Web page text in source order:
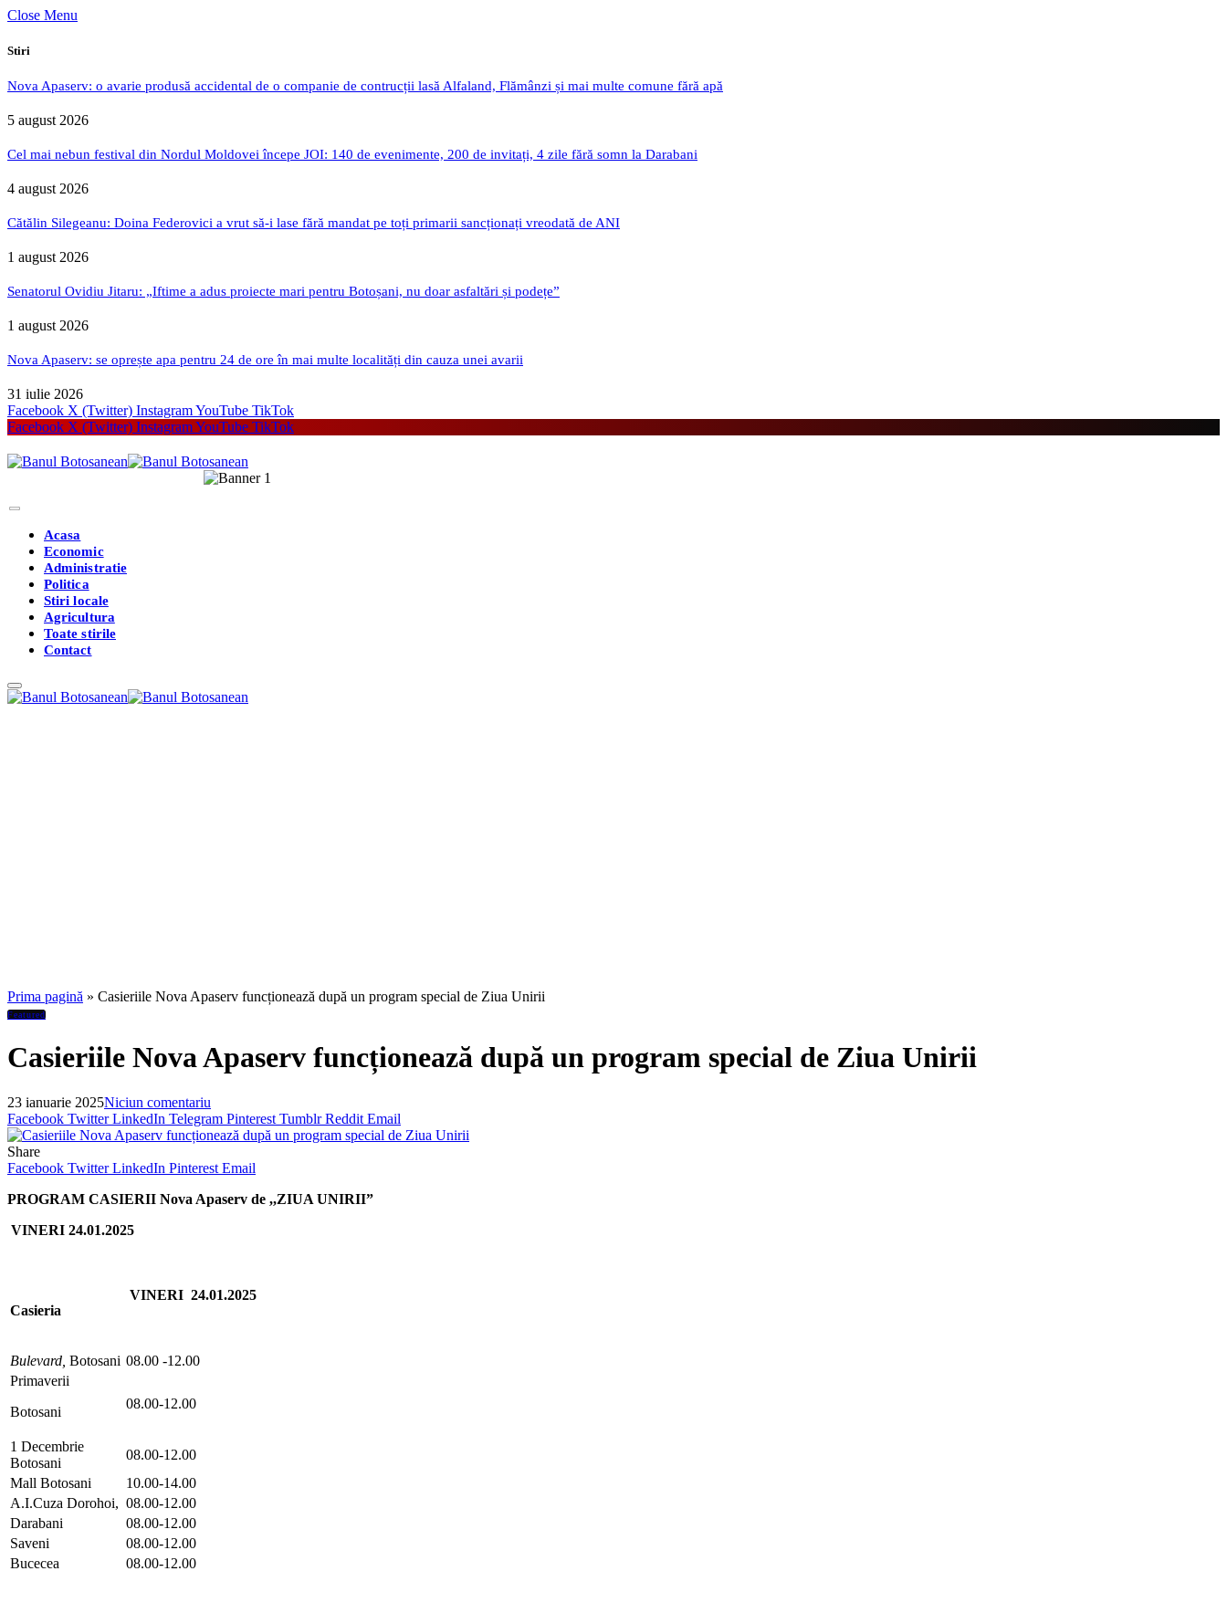
Close Menu
Stiri
Nova Apaserv: o avarie produsă accidental de o companie de contrucții lasă Alfaland, Flămânzi și mai multe comune fără apă
5 august 2026
Cel mai nebun festival din Nordul Moldovei începe JOI: 140 de evenimente, 200 de invitați, 4 zile fără somn la Darabani
4 august 2026
Cătălin Silegeanu: Doina Federovici a vrut să-i lase fără mandat pe toți primarii sancționați vreodată de ANI
1 august 2026
Senatorul Ovidiu Jitaru: „Iftime a adus proiecte mari pentru Botoșani, nu doar asfaltări și podețe”
1 august 2026
Nova Apaserv: se oprește apa pentru 24 de ore în mai multe localități din cauza unei avarii
31 iulie 2026
Facebook X (Twitter) InstagramYouTube TikTok
Facebook X (Twitter) InstagramYouTube TikTok
Acasa
Economic
Administratie
Politica
Stiri locale
Agricultura
Toate stirile
Contact
Prima pagină » Casieriile Nova Apaserv funcționează după un program special de Ziua Unirii
Featured
Casieriile Nova Apaserv funcționează după un program special de Ziua Unirii
23 ianuarie 2025Niciun comentariu
Facebook Twitter LinkedIn Telegram Pinterest Tumblr Reddit Email
Share
Facebook Twitter LinkedIn Pinterest Email
PROGRAM CASIERII Nova Apaserv de ,,ZIUA UNIRII”
VINERI 24.01.2025
Casieria
VINERI 24.01.2025
Bulevard, Botosani 08.00 -12.00
Primaverii
Botosani
08.00-12.00
1 Decembrie
Botosani
08.00-12.00
Mall Botosani
10.00-14.00
A.I.Cuza Dorohoi, 08.00-12.00
Darabani
08.00-12.00
Saveni
08.00-12.00
Bucecea
08.00-12.00